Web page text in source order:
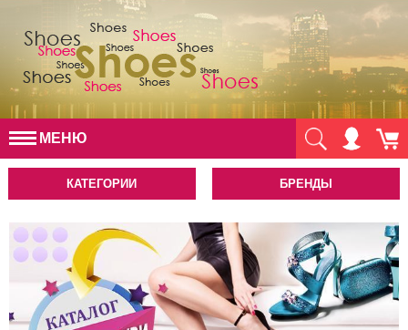
МЕНЮ
КАТЕГОРИИ БРЕНДЫ